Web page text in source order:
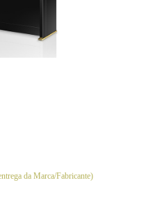
da Marca/Fabricante)